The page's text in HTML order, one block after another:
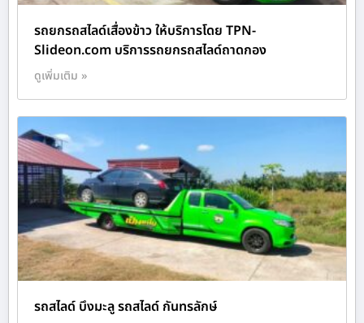
รถยกรถสไลด์เสื่องข้าว ให้บริการโดย TPN-
Slideon.com บริการรถยกรถสไลด์ถาดกอง
ดูเพิ่มเติม »
รถสไลด์ บึงมะลู รถสไลด์ กันทรลักษ์